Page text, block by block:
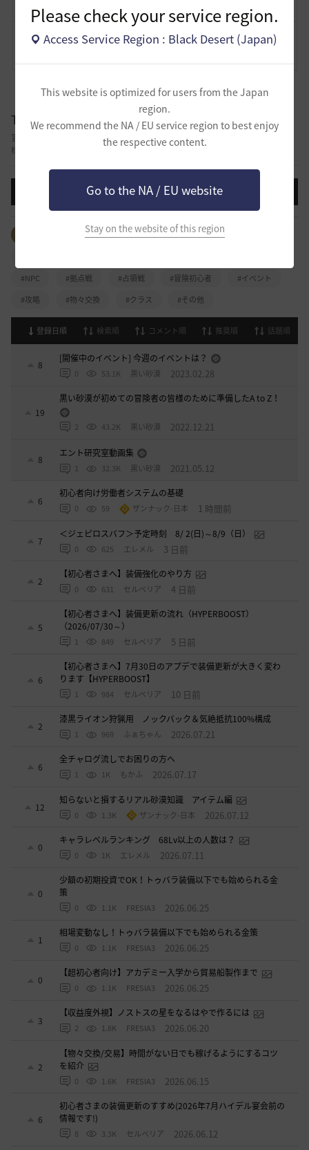
Please check your service region.
Access Service Region : Black Desert (Japan)
This website is optimized for users from the Japan
region.
We recommend the NA / EU service region to best enjoy
the respective content.
Go to the NA / EU website
Stay on the website of this region
コメント0 通報 コメント
TIP&攻略
冒険しながら積み上げてきた自分だけのノウハウ、攻略、コツを他の冒険者
様と共有できる掲示板です。
投稿する
#生活 #PvP #PvE
#NPC
#拠点戦 #占領戦 #冒険初心者
#イベント
#攻略
#物々交換 #クラス #その他
登録日順 検索順 コメント順 推奨順 話題順
8
[開催中のイベント] 今週のイベントは？
0 53.1K 黒い砂漠 2023.02.28
19
黒い砂漠が初めての冒険者の皆様のために準備したA to Z！
2 43.2K 黒い砂漠 2022.12.21
8
エント研究室動画集
1 32.3K 黒い砂漠 2021.05.12
6
初心者向け労働者システムの基礎
0 59 ザンナック-日本 1 時間前
7
＜ジェピロスバフ＞予定時刻 8/ 2(日)～8/9（日）
0 625 エレメル 3 日前
2
【初心者さまへ】装備強化のやり方
0 631 セルベリア 4 日前
5
【初心者さまへ】装備更新の流れ（HYPERBOOST）
（2026/07/30～）
1 849 セルベリア 5 日前
6
【初心者さまへ】7月30日のアプデで装備更新が大きく変わ
ります【HYPERBOOST】
1 984 セルベリア 10 日前
2
漆黒ライオン狩猟用 ノックバック＆気絶抵抗100%構成
1 969 ふぁちゃん 2026.07.21
6
全チャログ流しでお困りの方へ
1 1K もかふ 2026.07.17
12
知らないと損するリアル砂漠知識 アイテム編
0 1.3K ザンナック-日本 2026.07.12
0
キャラレベルランキング 68Lv以上の人数は？
0 1K エレメル 2026.07.11
0
少額の初期投資でOK！トゥバラ装備以下でも始められる金
策
0 1.1K FRESIA3 2026.06.25
1
相場変動なし！トゥバラ装備以下でも始められる金策
0 1.1K FRESIA3 2026.06.25
0
【超初心者向け】アカデミー入学から貿易船製作まで
0 1.1K FRESIA3 2026.06.25
3
【収益度外視】ノストスの星をなるはやで作るには
2 1.8K FRESIA3 2026.06.20
2
【物々交換/交易】時間がない日でも稼げるようにするコツ
を紹介
0 1.6K FRESIA3 2026.06.15
6
初心者さまの装備更新のすすめ(2026年7月ハイデル宴会前の
情報です!)
8 3.3K セルベリア 2026.06.12